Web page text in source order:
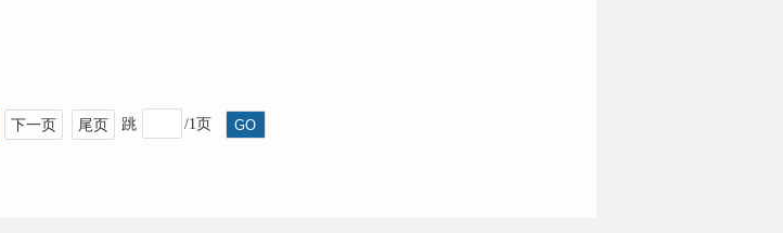
下一页 尾页 跳 /1 页 GO